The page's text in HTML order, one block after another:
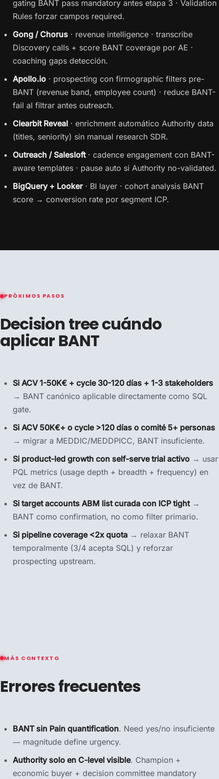
gating BANT pass mandatory antes etapa 3 · Validation
Rules forzar campos required.
Gong / Chorus · revenue intelligence · transcribe
Discovery calls + score BANT coverage por AE ·
coaching gaps detección.
Apollo.io · prospecting con firmographic filters pre-
BANT (revenue band, employee count) · reduce BANT-
fail al filtrar antes outreach.
Clearbit Reveal · enrichment automático Authority data
(titles, seniority) sin manual research SDR.
Outreach / Salesloft· cadence engagement con BANT-
aware templates · pause auto si Authority no-validated.
BigQuery + Looker· BI layer · cohort analysis BANT
score → conversion rate por segment ICP.
PRÓXIMOS PASOS
Decision tree cuándo
aplicar BANT
Si ACV 1-50K€ + cycle 30-120 días + 1-3 stakeholders
→ BANT canónico aplicable directamente como SQL
gate.
Si ACV 50K€+ o cycle >120 días o comité 5+ personas
→ migrar a MEDDIC/MEDDPICC, BANT insuficiente.
Si product-led growth con self-serve trial activo → usar
PQL metrics (usage depth + breadth + frequency) en
vez de BANT.
Si target accounts ABM list curada con ICP tight→
BANT como confirmation, no como filter primario.
Si pipeline coverage <2x quota → relaxar BANT
temporalmente (3/4 acepta SQL) y reforzar
prospecting upstream.
MÁS CONTEXTO
Errores frecuentes
BANT sin Pain quantification. Need yes/no insuficiente
— magnitude define urgency.
Authority solo en C-level visible. Champion +
economic buyer + decision committee mandatory